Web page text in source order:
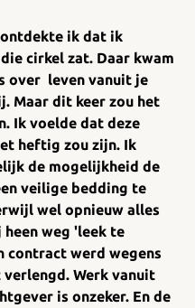
ontdekte ik dat ik
cirkel zat. Daar kwam
over  leven vanuit je
Maar dit keer zou het
Ik voelde dat deze
heftig zou zijn. Ik
de mogelijkheid de
veilige bedding te
wel opnieuw alles
weg 'leek te
contract werd wegens
Werk vanuit
is onzeker. En de